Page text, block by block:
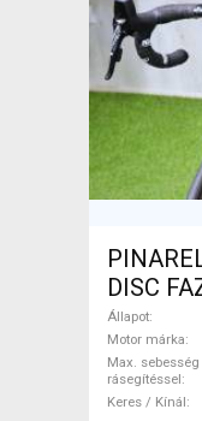
DISC
Evation
Állapot
Motor márka
Max. sebesség
rásegítéssel
Keres / Kínál